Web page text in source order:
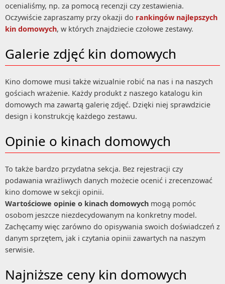
ocenialiśmy, np. za pomocą recenzji czy zestawienia.
Oczywiście zapraszamy przy okazji do rankingów najlepszych
kin domowych, w których znajdziecie czołowe zestawy.
Galerie zdjęć kin domowych
Kino domowe musi także wizualnie robić na nas i na naszych
gościach wrażenie. Każdy produkt z naszego katalogu kin
domowych ma zawartą galerię zdjęć. Dzięki niej sprawdzicie
design i konstrukcję każdego zestawu.
Opinie o kinach domowych
To także bardzo przydatna sekcja. Bez rejestracji czy
podawania wrażliwych danych możecie ocenić i zrecenzować
kino domowe w sekcji opinii.
Wartościowe opinie o kinach domowych mogą pomóc
osobom jeszcze niezdecydowanym na konkretny model.
Zachęcamy więc zarówno do opisywania swoich doświadczeń z
danym sprzętem, jak i czytania opinii zawartych na naszym
serwisie.
Najniższe ceny kin domowych